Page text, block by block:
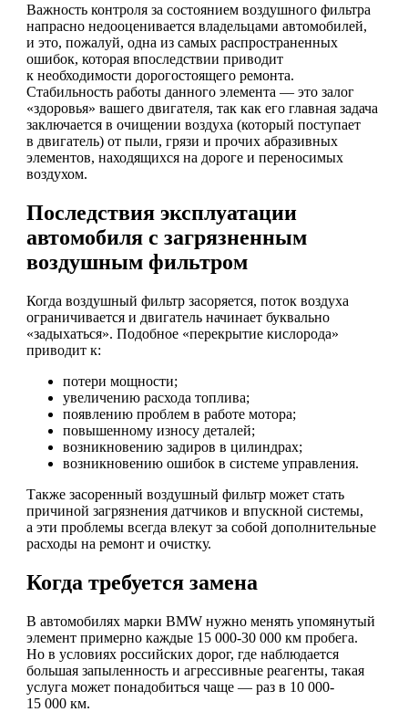
Важность контроля за состоянием воздушного фильтра
напрасно недооценивается владельцами автомобилей,
и это, пожалуй, одна из самых распространенных
ошибок, которая впоследствии приводит
к необходимости дорогостоящего ремонта.
Стабильность работы данного элемента — это залог
«здоровья» вашего двигателя, так как его главная задача
заключается в очищении воздуха (который поступает
в двигатель) от пыли, грязи и прочих абразивных
элементов, находящихся на дороге и переносимых
воздухом.
Последствия эксплуатации
автомобиля с загрязненным
воздушным фильтром
Когда воздушный фильтр засоряется, поток воздуха
ограничивается и двигатель начинает буквально
«задыхаться». Подобное «перекрытие кислорода»
приводит к:
потери мощности;
увеличению расхода топлива;
появлению проблем в работе мотора;
повышенному износу деталей;
возникновению задиров в цилиндрах;
возникновению ошибок в системе управления.
Также засоренный воздушный фильтр может стать
причиной загрязнения датчиков и впускной системы,
а эти проблемы всегда влекут за собой дополнительные
расходы на ремонт и очистку.
Когда требуется замена
В автомобилях марки BMW нужно менять упомянутый
элемент примерно каждые 15 000-30 000 км пробега.
Но в условиях российских дорог, где наблюдается
большая запыленность и агрессивные реагенты, такая
услуга может понадобиться чаще — раз в 10 000-
15 000 км.